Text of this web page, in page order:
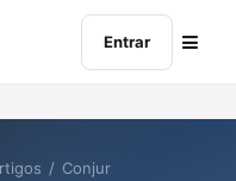
Entrar
/ Conjur